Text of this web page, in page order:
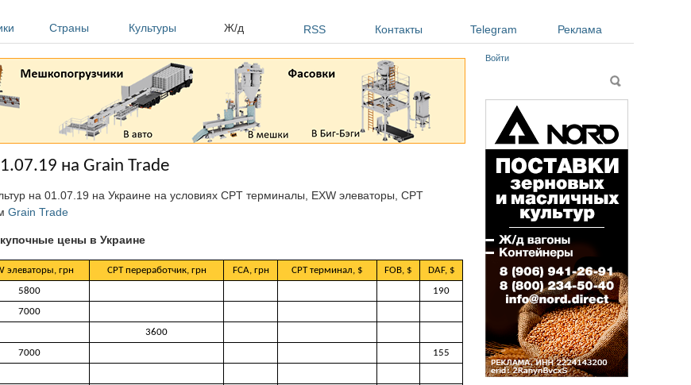
Страны Культуры Ж/д RSS Контакты Telegram Реклама
на Grain Trade
на 01.07.19 на Украине на условиях CPT терминалы, EXW элеваторы, CPT
Grain Trade
цены в Украине
элеваторы, грн CPT переработчик, грн FCA, грн CPT терминал, $ FOB, $
DAF, $
5800
190
7000
3600
7000
155
Войти
Поиск